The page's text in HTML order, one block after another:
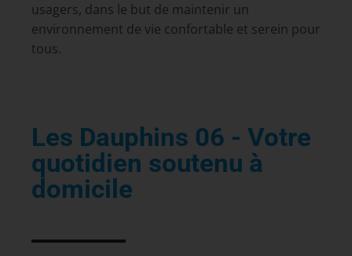
usagers, dans le but de maintenir un
environnement de vie confortable et serein pour
tous.
Les Dauphins 06 - Votre
quotidien soutenu à
domicile